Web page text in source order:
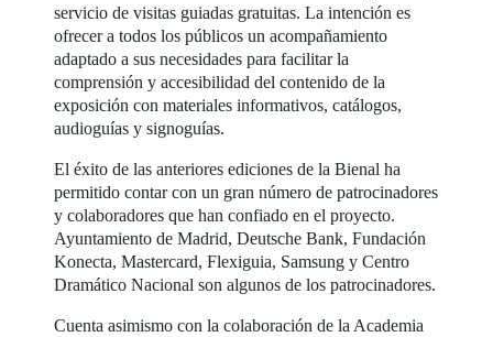
servicio de visitas guiadas gratuitas. La intención es
ofrecer a todos los públicos un acompañamiento
adaptado a sus necesidades para facilitar la
comprensión y accesibilidad del contenido de la
exposición con materiales informativos, catálogos,
audioguías y signoguías.
El éxito de las anteriores ediciones de la Bienal ha
permitido contar con un gran número de patrocinadores
y colaboradores que han confiado en el proyecto.
Ayuntamiento de Madrid, Deutsche Bank, Fundación
Konecta, Mastercard, Flexiguia, Samsung y Centro
Dramático Nacional son algunos de los patrocinadores.
Cuenta asimismo con la colaboración de la Academia